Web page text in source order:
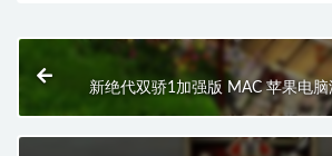
新绝代双骄1加强版 MAC 苹果电